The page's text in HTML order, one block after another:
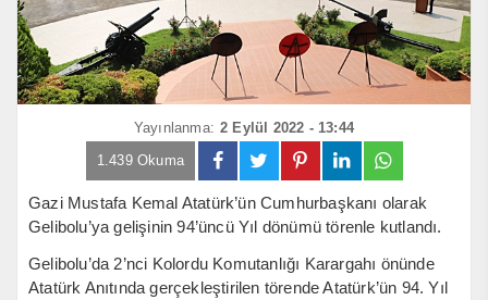
Yayınlanma: 2 Eylül 2022 - 13:44
1.439 Okuma
Gazi Mustafa Kemal Atatürk’ün Cumhurbaşkanı olarak
Gelibolu’ya gelişinin 94’üncü Yıl dönümü törenle kutlandı.
Gelibolu’da 2’nci Kolordu Komutanlığı Karargahı önünde
Atatürk Anıtında gerçekleştirilen törende Atatürk’ün 94. Yıl